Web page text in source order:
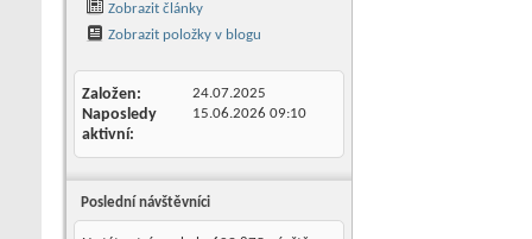
Zobrazit články
Zobrazit položky v blogu
Založen 24.07.2025
Naposledy
aktivní
15.06.2026 09:10
Poslední návštěvníci